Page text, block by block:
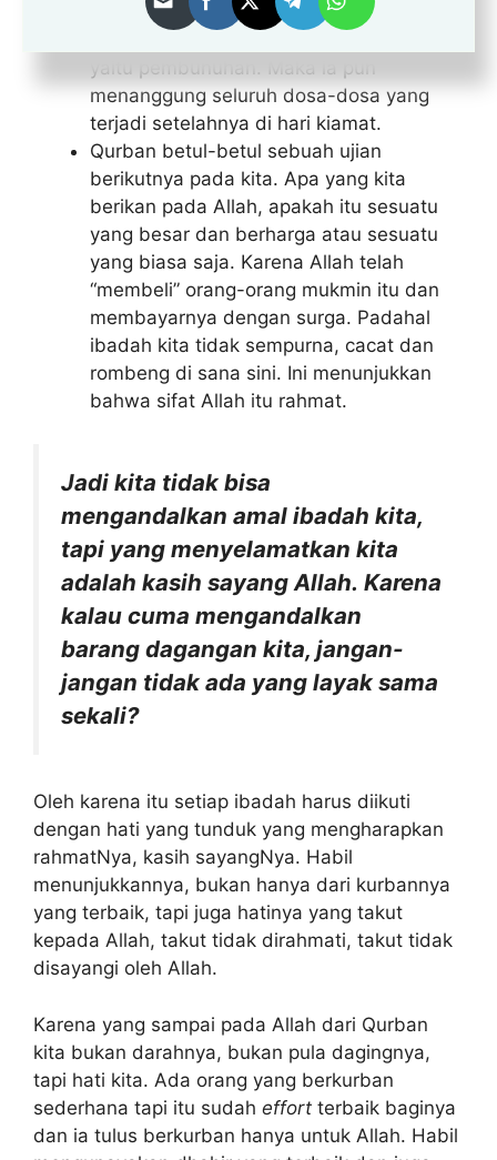
hasil dari evolusi.
yaitu pembunuhan. Maka ia pun
menanggung seluruh dosa-dosa yang
terjadi setelahnya di hari kiamat.
Qurban betul-betul sebuah ujian
berikutnya pada kita. Apa yang kita
berikan pada Allah, apakah itu sesuatu
yang besar dan berharga atau sesuatu
yang biasa saja. Karena Allah telah
“membeli” orang-orang mukmin itu dan
membayarnya dengan surga. Padahal
ibadah kita tidak sempurna, cacat dan
rombeng di sana sini. Ini menunjukkan
bahwa sifat Allah itu rahmat.
Jadi kita tidak bisa
mengandalkan amal ibadah kita,
tapi yang menyelamatkan kita
adalah kasih sayang Allah. Karena
kalau cuma mengandalkan
barang dagangan kita, jangan-
jangan tidak ada yang layak sama
sekali?
Oleh karena itu setiap ibadah harus diikuti
dengan hati yang tunduk yang mengharapkan
rahmatNya, kasih sayangNya. Habil
menunjukkannya, bukan hanya dari kurbannya
yang terbaik, tapi juga hatinya yang takut
kepada Allah, takut tidak dirahmati, takut tidak
disayangi oleh Allah.
Karena yang sampai pada Allah dari Qurban
kita bukan darahnya, bukan pula dagingnya,
tapi hati kita. Ada orang yang berkurban
sederhana tapi itu sudah effort terbaik baginya
dan ia tulus berkurban hanya untuk Allah. Habil